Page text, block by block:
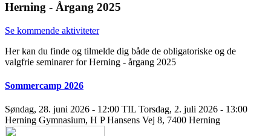
Herning - Årgang 2025
Se kommende aktiviteter
Her kan du finde og tilmelde dig både de obligatoriske og de
valgfrie seminarer for Herning - årgang 2025
Sommercamp 2026
Søndag, 28. juni 2026 - 12:00 TIL Torsdag, 2. juli 2026 - 13:00
Herning Gymnasium, H P Hansens Vej 8, 7400 Herning